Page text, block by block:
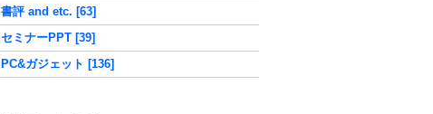
書評 and etc. [63]
セミナーPPT [39]
PC&ガジェット [136]